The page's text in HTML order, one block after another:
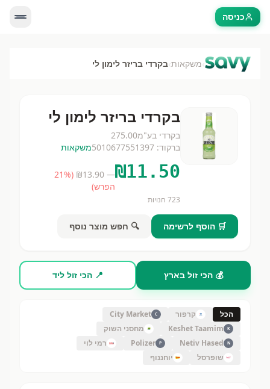
כניסה
›משקאות›בקרדי בריזר לימון לי
בקרדי בריזר לימון לי
בקרדי בע"מ275.00
ברקוד: 5010677551397משקאות
₪11.50
— ₪
13.90
(
21%
הפרש)
723 חנויות
🛒 הוסף לרשימה 🔍 חפש מוצר נוסף
💰 הכי זול בארץ 📍 הכי זול ליד
הכל קרפור C
City Market
K
Keshet Taamim מחסני השוק
N
Netiv Hased
P
Polizer
רמי לוי
שופרסל
יוחננוף